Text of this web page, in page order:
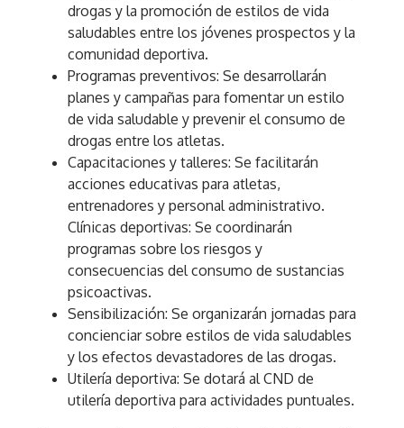
drogas y la promoción de estilos de vida
saludables entre los jóvenes prospectos y la
comunidad deportiva.
Programas preventivos: Se desarrollarán
planes y campañas para fomentar un estilo
de vida saludable y prevenir el consumo de
drogas entre los atletas.
Capacitaciones y talleres: Se facilitarán
acciones educativas para atletas,
entrenadores y personal administrativo.
Clínicas deportivas: Se coordinarán
programas sobre los riesgos y
consecuencias del consumo de sustancias
psicoactivas.
Sensibilización: Se organizarán jornadas para
concienciar sobre estilos de vida saludables
y los efectos devastadores de las drogas.
Utilería deportiva: Se dotará al CND de
utilería deportiva para actividades puntuales.